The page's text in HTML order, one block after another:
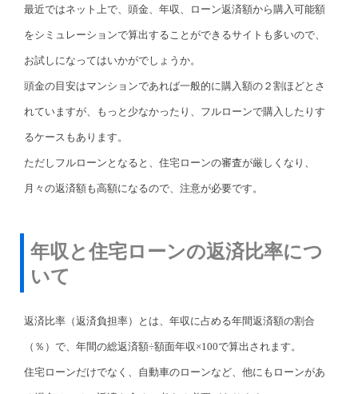
最近ではネット上で、頭金、年収、ローン返済額から購入可能額
をシミュレーションで算出することができるサイトも多いので、
お試しになってはいかがでしょうか。
頭金の目安はマンションであれば一般的に購入額の２割ほどとさ
れていますが、もっと少なかったり、フルローンで購入したりす
るケースもあります。
ただしフルローンとなると、住宅ローンの審査が厳しくなり、
月々の返済額も高額になるので、注意が必要です。
年収と住宅ローンの返済比率につ
いて
返済比率（返済負担率）とは、年収に占める年間返済額の割合
（％）で、年間の総返済額÷額面年収×100で算出されます。
住宅ローンだけでなく、自動車のローンなど、他にもローンがあ